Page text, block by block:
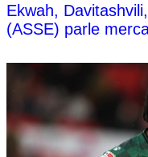
Ekwah,
(ASSE) parle